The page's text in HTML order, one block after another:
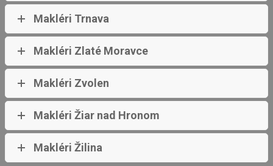
Makléri Trnava
Makléri Zlaté Moravce
Makléri Zvolen
Makléri Žiar nad Hronom
Makléri Žilina